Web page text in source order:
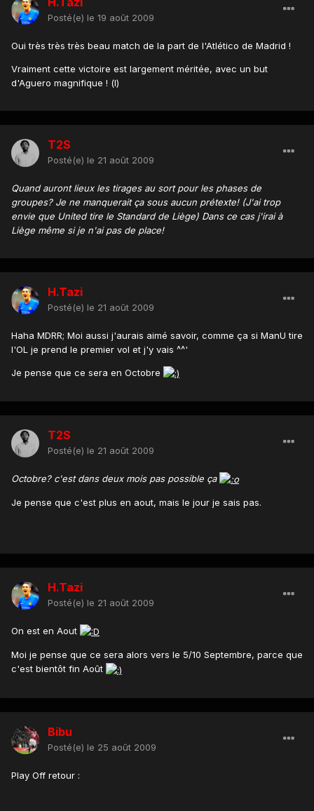
Posté(e) le 19 août 2009
Oui très très très beau match de la part de l'Atlético de Madrid !
Vraiment cette victoire est largement méritée, avec un but
d'Aguero magnifique ! (l)
T2S
Posté(e) le 21 août 2009
Quand auront lieux les tirages au sort pour les phases de
groupes? Je ne manquerait ça sous aucun prétexte! (J'ai trop
envie que United tire le Standard de Liège) Dans ce cas j'irai à
Liège même si je n'ai pas de place!
H.Tazi
Posté(e) le 21 août 2009
Haha MDRR; Moi aussi j'aurais aimé savoir, comme ça si ManU tire
l'OL je prend le premier vol et j'y vais ^^'
Je pense que ce sera en Octobre
T2S
Posté(e) le 21 août 2009
Octobre? c'est dans deux mois pas possible ça
Je pense que c'est plus en aout, mais le jour je sais pas.
H.Tazi
Posté(e) le 21 août 2009
On est en Aout
Moi je pense que ce sera alors vers le 5/10 Septembre, parce que
c'est bientôt fin Août
Bibu
Posté(e) le 25 août 2009
Play Off retour :